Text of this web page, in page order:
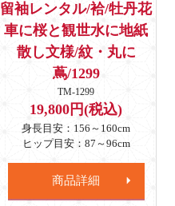
留袖レンタル/袷/牡丹花
車に桜と観世水に地紙
散し文様/紋・丸に
蔦/1299
TM-1299
19,800円(税込)
身長目安：156～160cm
ヒップ目安：87～96cm
商品詳細